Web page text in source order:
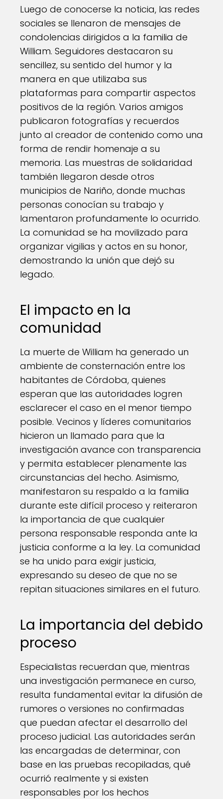
Luego de conocerse la noticia, las redes
sociales se llenaron de mensajes de
condolencias dirigidos a la familia de
William. Seguidores destacaron su
sencillez, su sentido del humor y la
manera en que utilizaba sus
plataformas para compartir aspectos
positivos de la región. Varios amigos
publicaron fotografías y recuerdos
junto al creador de contenido como una
forma de rendir homenaje a su
memoria. Las muestras de solidaridad
también llegaron desde otros
municipios de Nariño, donde muchas
personas conocían su trabajo y
lamentaron profundamente lo ocurrido.
La comunidad se ha movilizado para
organizar vigilias y actos en su honor,
demostrando la unión que dejó su
legado.
El impacto en la
comunidad
La muerte de William ha generado un
ambiente de consternación entre los
habitantes de Córdoba, quienes
esperan que las autoridades logren
esclarecer el caso en el menor tiempo
posible. Vecinos y líderes comunitarios
hicieron un llamado para que la
investigación avance con transparencia
y permita establecer plenamente las
circunstancias del hecho. Asimismo,
manifestaron su respaldo a la familia
durante este difícil proceso y reiteraron
la importancia de que cualquier
persona responsable responda ante la
justicia conforme a la ley. La comunidad
se ha unido para exigir justicia,
expresando su deseo de que no se
repitan situaciones similares en el futuro.
La importancia del debido
proceso
Especialistas recuerdan que, mientras
una investigación permanece en curso,
resulta fundamental evitar la difusión de
rumores o versiones no confirmadas
que puedan afectar el desarrollo del
proceso judicial. Las autoridades serán
las encargadas de determinar, con
base en las pruebas recopiladas, qué
ocurrió realmente y si existen
responsables por los hechos